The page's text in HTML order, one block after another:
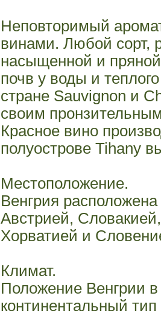
Неповторимый
винами. Любой сорт,
насыщенной и
почв у воды и
стране Sauvignon и
своим
Красное вино
полуострове Tihany
Местоположение.
Венгрия
Австрией,
Хорватией и
Климат.
Положение Венгрии
континентальный